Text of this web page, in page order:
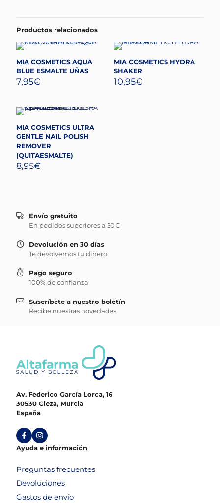
Productos relacionados
MIA COSMETICS AQUA
BLUE ESMALTE UÑAS
7,95€
MIA COSMETICS HYDRA
SHAKER
10,95€
MIA COSMETICS ULTRA
GENTLE NAIL POLISH
REMOVER
(QUITAESMALTE)
8,95€
Envío gratuito
En pedidos superiores a 50€
Devolución en 30 días
Te devolvemos tu dinero
Pago seguro
100% de confianza
Suscríbete a nuestro boletín
Recibe nuestras novedades
Av. Federico García Lorca, 16
30530 Cieza, Murcia
España
Ayuda e información
Preguntas frecuentes
Devoluciones
Gastos de envío